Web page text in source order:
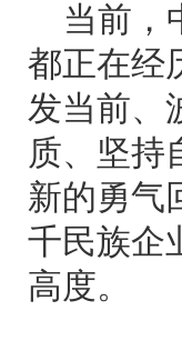
当前，
都正在经
发当前、
质、坚持
新的勇气
千民族企
高度。